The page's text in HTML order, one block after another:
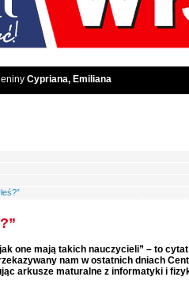
Cypriana, Emiliana
one mają takich nauczycieli” – to
nam w ostatnich dniach
arkusze maturalne z informatyki i